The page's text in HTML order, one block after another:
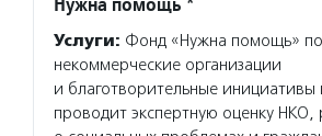
Услуги: Фонд «Нужна помощь»
некоммерческие организации
и благотворительные инициативы
проводит экспертную оценку НКО,